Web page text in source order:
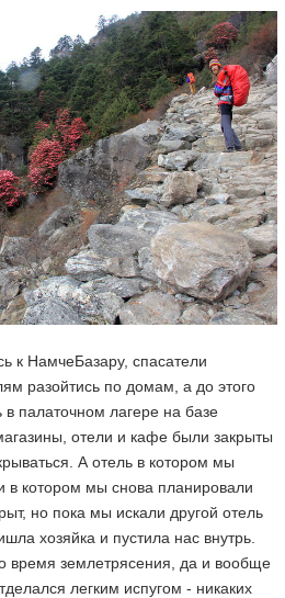
к НамчеБазару, спасатели
разойтись по домам, а до этого
палаточном лагере на базе
отели и кафе были закрыты
А отель в котором мы
в котором мы снова планировали
но пока мы искали другой отель
хозяйка и пустила нас внутрь.
время землетрясения, да и вообще
легким испугом - никаких